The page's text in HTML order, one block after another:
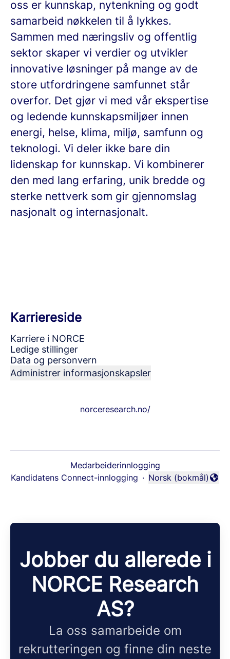
oss er kunnskap, nytenkning og godt
samarbeid nøkkelen til å lykkes.
Sammen med næringsliv og offentlig
sektor skaper vi verdier og utvikler
innovative løsninger på mange av de
store utfordringene samfunnet står
overfor. Det gjør vi med vår ekspertise
og ledende kunnskapsmiljøer innen
energi, helse, klima, miljø, samfunn og
teknologi. Vi deler ikke bare din
lidenskap for kunnskap. Vi kombinerer
den med lang erfaring, unik bredde og
sterke nettverk som gir gjennomslag
nasjonalt og internasjonalt.
Karriereside
Karriere i NORCE
Ledige stillinger
Data og personvern
Administrer informasjonskapsler
norceresearch.no/
Medarbeiderinnlogging
Kandidatens Connect-innlogging ·
Endre språk
Norsk (bokmål)
Jobber du allerede i
NORCE Research
AS?
La oss samarbeide om
rekrutteringen og finne din neste